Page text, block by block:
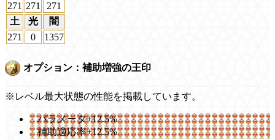
271 271
271
土
光
闇
271
0 1357
オプション：補助増強の王印
※レベル最大状態の性能を掲載しています。
パラメータ+12.5%
補助適応率+12.5%